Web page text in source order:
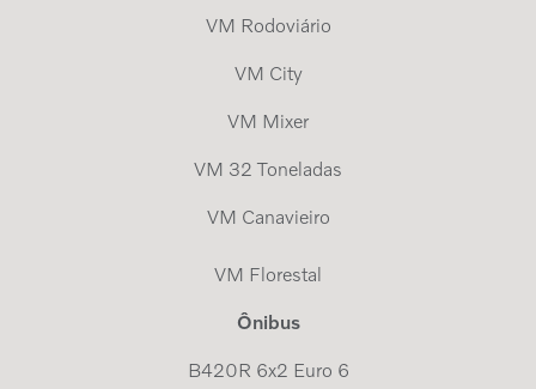
VM Rodoviário
VM City
VM Mixer
VM 32 Toneladas
VM Canavieiro
VM Florestal
Ônibus
B420R 6x2 Euro 6